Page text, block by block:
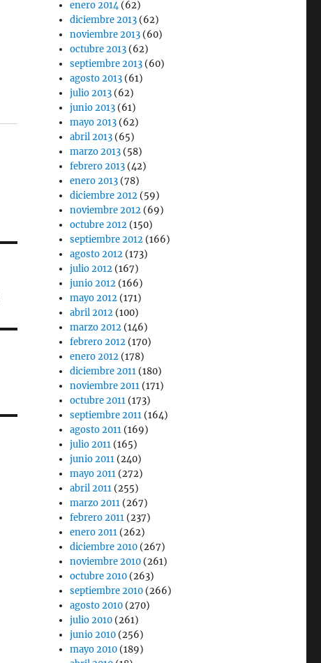
enero 2014(62)
diciembre 2013 (62)
noviembre 2013 (60)
octubre 2013 (62)
septiembre 2013 (60)
agosto 2013 (61)
julio 2013 (62)
junio 2013 (61)
mayo 2013 (62)
abril 2013 (65)
marzo 2013 (58)
febrero 2013 (42)
enero 2013 (78)
diciembre 2012 (59)
noviembre 2012 (69)
octubre 2012 (150)
septiembre 2012 (166)
agosto 2012 (173)
julio 2012 (167)
junio 2012 (166)
mayo 2012 (171)
abril 2012 (100)
marzo 2012 (146)
febrero 2012 (170)
enero 2012 (178)
diciembre 2011 (180)
noviembre 2011 (171)
octubre 2011 (173)
septiembre 2011 (164)
agosto 2011 (169)
julio 2011 (165)
junio 2011 (240)
mayo 2011 (272)
abril 2011 (255)
marzo 2011 (267)
febrero 2011 (237)
enero 2011 (262)
diciembre 2010 (267)
noviembre 2010 (261)
octubre 2010 (263)
septiembre 2010 (266)
agosto 2010 (270)
julio 2010 (261)
junio 2010 (256)
mayo 2010 (189)